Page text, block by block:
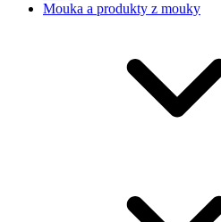
Mouka a produkty z mouky